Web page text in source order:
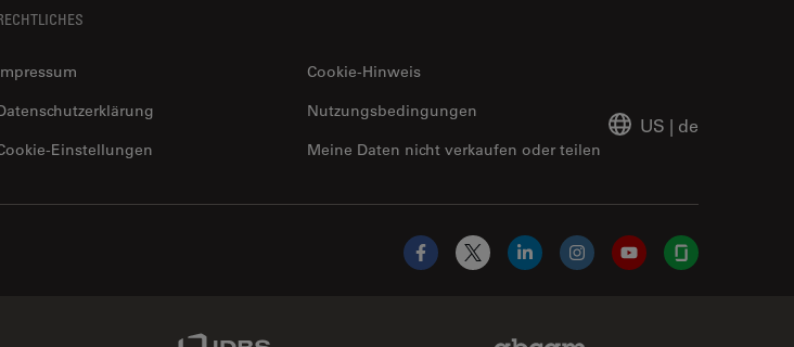
Cookie-Hinweis
Meine Daten nicht verkaufen oder teilen
Nutzungsbedingungen
Einstellungen
US | de
Facebook
X LinkedInInstagramYouTubeGlassdoor
IDBS Link